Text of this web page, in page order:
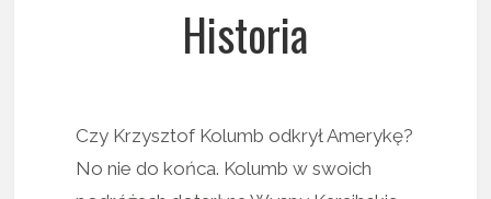
Historia
Czy Krzysztof Kolumb odkrył Amerykę?
No nie do końca. Kolumb w swoich